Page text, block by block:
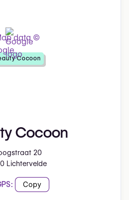
Cocoon
20
Lichtervelde
Copy
Cocoon